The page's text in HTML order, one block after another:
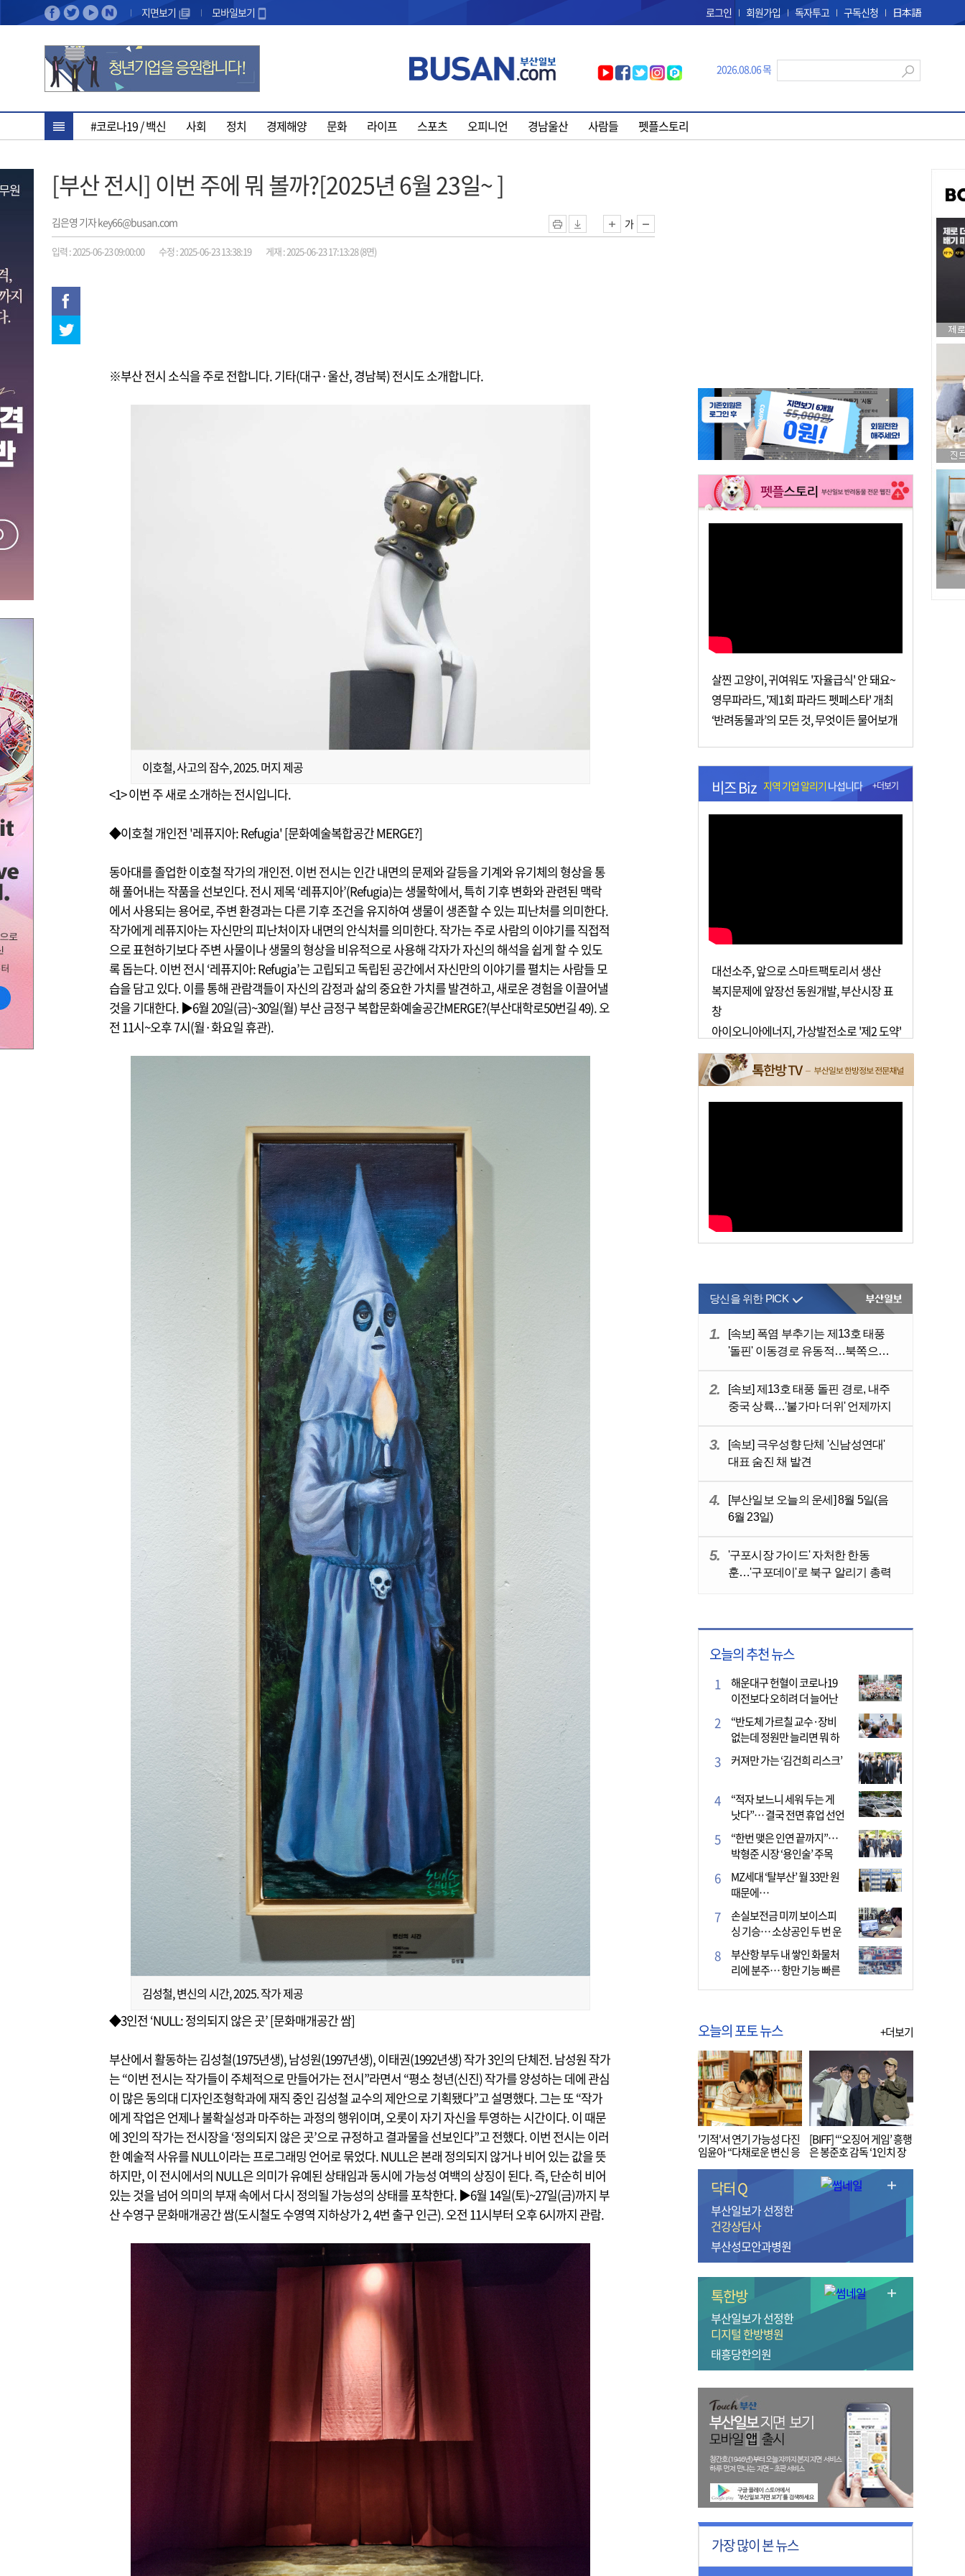
지면보기 모바일보기 로그인 회원가입 독자투고 구독신청 日本語
2026.08.06 목
#코로나19 / 백신 사회 정치 경제해양 문화 라이프 스포츠 오피니언 경남울산 사람들 펫플스토리
[부산 전시] 이번 주에 뭐 볼까?[2025년 6월 23일~ ]
김은영 기자 key66@busan.com 가
입력 : 2025-06-23 09:00:00 수정 : 2025-06-23 13:38:19 게재 : 2025-06-23 17:13:28 (8면)
※부산 전시 소식을 주로 전합니다. 기타(대구·울산, 경남북) 전시도 소개합니다.
이호철, 사고의 잠수, 2025. 머지 제공
<1> 이번 주 새로 소개하는 전시입니다.
◆이호철 개인전 '레퓨지아: Refugia'[문화예술복합공간 MERGE?]
동아대를 졸업한 이호철 작가의 개인전. 이번 전시는 인간 내면의 문제와 갈등을 기계와 유기체의 형상을 통
해 풀어내는 작품을 선보인다. 전시 제목 ‘레퓨지아’(Refugia)는 생물학에서, 특히 기후 변화와 관련된 맥락
에서 사용되는 용어로, 주변 환경과는 다른 기후 조건을 유지하여 생물이 생존할 수 있는 피난처를 의미한다.
작가에게 레퓨지아는 자신만의 피난처이자 내면의 안식처를 의미한다. 작가는 주로 사람의 이야기를 직접적
으로 표현하기보다 주변 사물이나 생물의 형상을 비유적으로 사용해 각자가 자신의 해석을 쉽게 할 수 있도
록 돕는다. 이번 전시 ‘레퓨지아: Refugia’는 고립되고 독립된 공간에서 자신만의 이야기를 펼치는 사람들 모
습을 담고 있다. 이를 통해 관람객들이 자신의 감정과 삶의 중요한 가치를 발견하고, 새로운 경험을 이끌어낼
것을 기대한다. ▶6월 20일(금)~30일(월) 부산 금정구 복합문화예술공간MERGE?(부산대학로50번길 49). 오
전 11시~오후 7시(월·화요일 휴관).
김성철, 변신의 시간, 2025. 작가 제공
◆3인전 ‘NULL: 정의되지 않은 곳’[문화매개공간 쌈]
부산에서 활동하는 김성철(1975년생), 남성원(1997년생), 이태권(1992년생) 작가 3인의 단체전. 남성원 작가
는 “이번 전시는 작가들이 주체적으로 만들어가는 전시”라면서 “평소 청년(신진) 작가를 양성하는 데에 관심
이 많은 동의대 디자인조형학과에 재직 중인 김성철 교수의 제안으로 기획됐다”고 설명했다. 그는 또 “작가
에게 작업은 언제나 불확실성과 마주하는 과정의 행위이며, 오롯이 자기 자신을 투영하는 시간이다. 이 때문
에 3인의 작가는 전시장을 ‘정의되지 않은 곳’으로 규정하고 결과물을 선보인다”고 전했다. 이번 전시는 이러
한 예술적 사유를 NULL이라는 프로그래밍 언어로 묶었다. NULL은 본래 정의되지 않거나 비어 있는 값을 뜻
하지만, 이 전시에서의 NULL은 의미가 유예된 상태임과 동시에 가능성 여백의 상징이 된다. 즉, 단순히 비어
있는 것을 넘어 의미의 부재 속에서 다시 정의될 가능성의 상태를 포착한다. ▶6월 14일(토)~27일(금)까지 부
산 수영구 문화매개공간 쌈(도시철도 수영역 지하상가 2, 4번 출구 인근). 오전 11시부터 오후 6시까지 관람.
살찐 고양이, 귀여워도 '자율급식' 안 돼요~
영무파라드, '제1회 파라드 펫페스타' 개최
‘반려동물과’의 모든 것, 무엇이든 물어보개
비즈 Biz 지역 기업 알리기 나섭니다 +더보기
대선소주, 앞으로 스마트팩토리서 생산
복지문제에 앞장선 동원개발, 부산시장 표
창
아이오니아에너지, 가상발전소로 '제2 도약'
오늘의 추천 뉴스
해운대구 헌혈이 코로나19
이전보다 오히려 더 늘어난
이유는?
“반도체 가르칠 교수·장비
없는데 정원만 늘리면 뭐 하
나”
커져만 가는 ‘김건희 리스크’
“적자 보느니 세워 두는 게
낫다”… 결국 전면 휴업 선언
한 택시회사
“한번 맺은 인연 끝까지”…
박형준 시장 ‘용인술’ 주목
MZ세대 ‘탈부산’ 월 33만 원
때문에…
손실보전금 미끼 보이스피
싱 기승… 소상공인 두 번 운
다
부산항 부두 내 쌓인 화물처
리에 분주… 항만 기능 빠른
회복세
오늘의 포토 뉴스 +더보기
'기적'서 연기 가능성 다진
임윤아 “다채로운 변신 응
[BIFF] “‘오징어 게임’ 흥행
은 봉준호 감독 ‘1인치 장
닥터 Q
부산일보가 선정한
건강상담사
부산성모안과병원
톡한방
부산일보가 선정한
디지털 한방병원
태흥당한의원
가장 많이 본 뉴스